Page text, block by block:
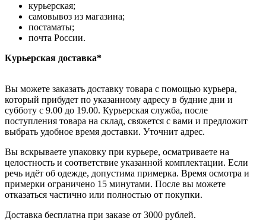
курьерская;
самовывоз из магазина;
постаматы;
почта России.
Курьерская доставка*
Вы можете заказать доставку товара с помощью курьера,
который прибудет по указанному адресу в будние дни и
субботу с 9.00 до 19.00. Курьерская служба, после
поступления товара на склад, свяжется с вами и предложит
выбрать удобное время доставки. Уточнит адрес.
Вы вскрываете упаковку при курьере, осматриваете на
целостность и соответствие указанной комплектации. Если
речь идёт об одежде, допустима примерка. Время осмотра и
примерки ограничено 15 минутами. После вы можете
отказаться частично или полностью от покупки.
Доставка бесплатна при заказе от 3000 рублей.